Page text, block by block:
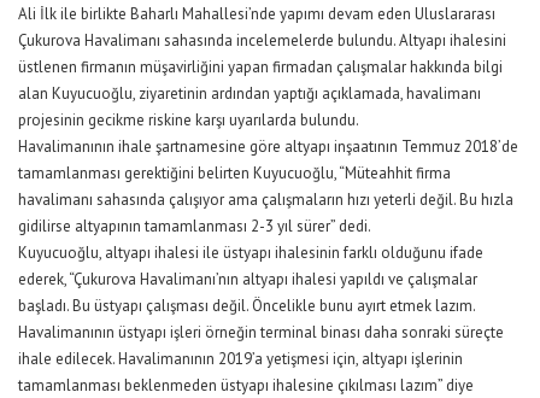
Ali İlk ile birlikte Baharlı Mahallesi’nde yapımı devam eden Uluslararası
Çukurova Havalimanı sahasında incelemelerde bulundu. Altyapı ihalesini
üstlenen firmanın müşavirliğini yapan firmadan çalışmalar hakkında bilgi
alan Kuyucuoğlu, ziyaretinin ardından yaptığı açıklamada, havalimanı
projesinin gecikme riskine karşı uyarılarda bulundu.
Havalimanının ihale şartnamesine göre altyapı inşaatının Temmuz 2018’de
tamamlanması gerektiğini belirten Kuyucuoğlu, “Müteahhit firma
havalimanı sahasında çalışıyor ama çalışmaların hızı yeterli değil. Bu hızla
gidilirse altyapının tamamlanması 2-3 yıl sürer” dedi.
Kuyucuoğlu, altyapı ihalesi ile üstyapı ihalesinin farklı olduğunu ifade
ederek, “Çukurova Havalimanı’nın altyapı ihalesi yapıldı ve çalışmalar
başladı. Bu üstyapı çalışması değil. Öncelikle bunu ayırt etmek lazım.
Havalimanının üstyapı işleri örneğin terminal binası daha sonraki süreçte
ihale edilecek. Havalimanının 2019’a yetişmesi için, altyapı işlerinin
tamamlanması beklenmeden üstyapı ihalesine çıkılması lazım” diye